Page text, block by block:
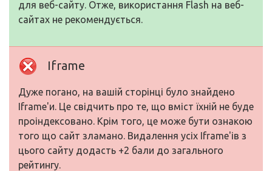
для веб-сайту. Отже, використання Flash на веб-
сайтах не рекомендується.
Iframe
Дуже погано, на вашій сторінці було знайдено
Iframe'и. Це свідчить про те, що вміст їхній не буде
проіндексовано. Крім того, це може бути ознакою
того що сайт зламано. Видалення усіх Iframe'ів з
цього сайту додасть +2 бали до загального
рейтингу.